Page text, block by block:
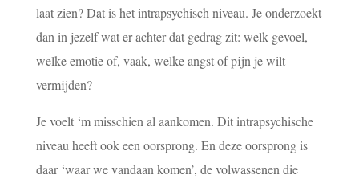
laat zien? Dat is het intrapsychisch niveau. Je onderzoekt
dan in jezelf wat er achter dat gedrag zit: welk gevoel,
welke emotie of, vaak, welke angst of pijn je wilt
vermijden?
Je voelt ‘m misschien al aankomen. Dit intrapsychische
niveau heeft ook een oorsprong. En deze oorsprong is
daar ‘waar we vandaan komen’, de volwassenen die